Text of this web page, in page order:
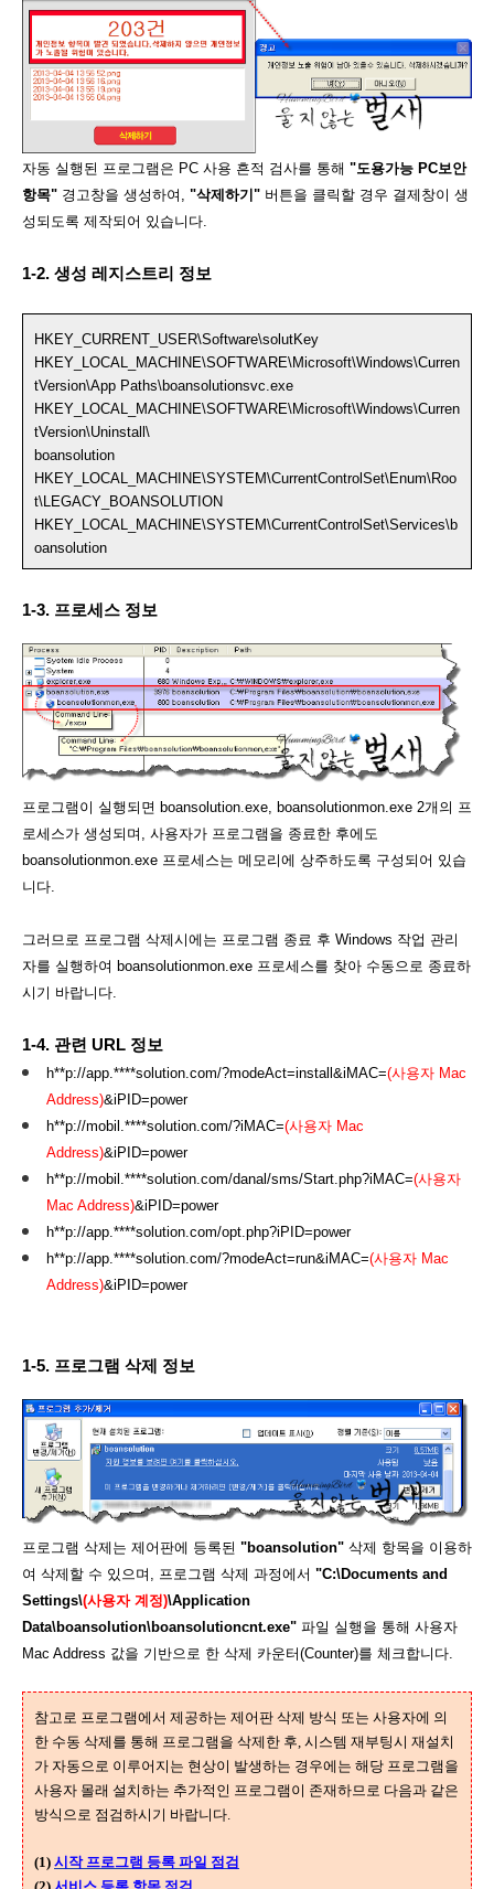
자동 실행된 프로그램은 PC 사용 흔적 검사를 통해 "도용가능 PC보안
항목" 경고창을 생성하여, "삭제하기" 버튼을 클릭할 경우 결제창이 생
성되도록 제작되어 있습니다.
1-2. 생성 레지스트리 정보
HKEY_CURRENT_USER\Software\solutKey
HKEY_LOCAL_MACHINE\SOFTWARE\Microsoft\Windows\Curren
tVersion\App Paths\boansolutionsvc.exe
HKEY_LOCAL_MACHINE\SOFTWARE\Microsoft\Windows\Curren
tVersion\Uninstall\
boansolution
HKEY_LOCAL_MACHINE\SYSTEM\CurrentControlSet\Enum\Roo
t\LEGACY_BOANSOLUTION
HKEY_LOCAL_MACHINE\SYSTEM\CurrentControlSet\Services\b
oansolution
1-3. 프로세스 정보
프로그램이 실행되면 boansolution.exe, boansolutionmon.exe 2개의 프
로세스가 생성되며, 사용자가 프로그램을 종료한 후에도
boansolutionmon.exe 프로세스는 메모리에 상주하도록 구성되어 있습
니다.
그러므로 프로그램 삭제시에는 프로그램 종료 후 Windows 작업 관리
자를 실행하여 boansolutionmon.exe 프로세스를 찾아 수동으로 종료하
시기 바랍니다.
1-4. 관련 URL 정보
h**p://app.****solution.com/?modeAct=install&iMAC=(사용자 Mac
Address)&iPID=power
h**p://mobil.****solution.com/?iMAC=(사용자 Mac
Address)&iPID=power
h**p://mobil.****solution.com/danal/sms/Start.php?iMAC=(사용자
Mac Address)&iPID=power
h**p://app.****solution.com/opt.php?iPID=power
h**p://app.****solution.com/?modeAct=run&iMAC=(사용자 Mac
Address)&iPID=power
1-5. 프로그램 삭제 정보
프로그램 삭제는 제어판에 등록된 "boansolution" 삭제 항목을 이용하
여 삭제할 수 있으며, 프로그램 삭제 과정에서 "C:\Documents and
Settings\(사용자 계정)\Application
Data\boansolution\boansolutioncnt.exe" 파일 실행을 통해 사용자
Mac Address 값을 기반으로 한 삭제 카운터(Counter)를 체크합니다.
참고로 프로그램에서 제공하는 제어판 삭제 방식 또는 사용자에 의
한 수동 삭제를 통해 프로그램을 삭제한 후, 시스템 재부팅시 재설치
가 자동으로 이루어지는 현상이 발생하는 경우에는 해당 프로그램을
사용자 몰래 설치하는 추가적인 프로그램이 존재하므로 다음과 같은
방식으로 점검하시기 바랍니다.
(1) 시작 프로그램 등록 파일 점검